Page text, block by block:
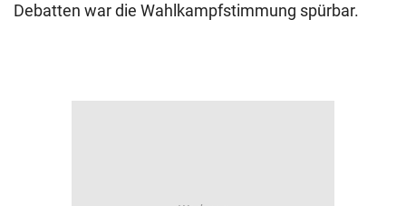
Debatten war die Wahlkampfstimmung spürbar.